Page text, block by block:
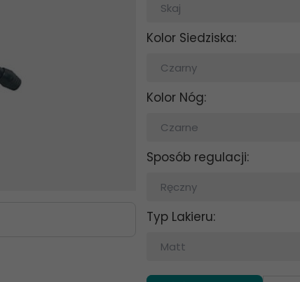
Skaj
Kolor Siedziska:
Czarny
Kolor Nóg:
Czarne
Sposób regulacji:
Ręczny
Typ Lakieru:
Matt